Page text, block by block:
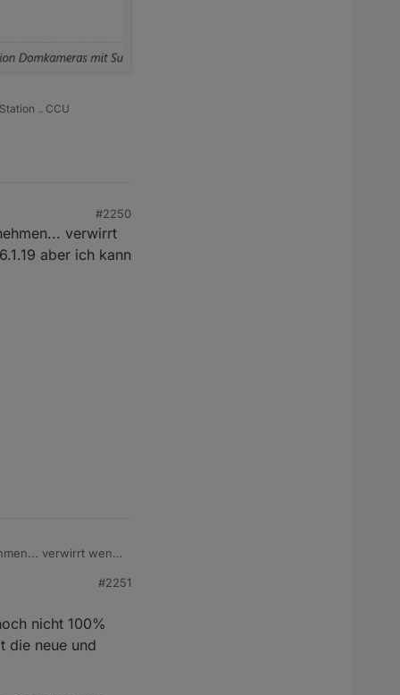
.. CCU
#2250
verwirrt
aber ich kann
verwirrt wenn
#2251
nicht 100%
die neue und